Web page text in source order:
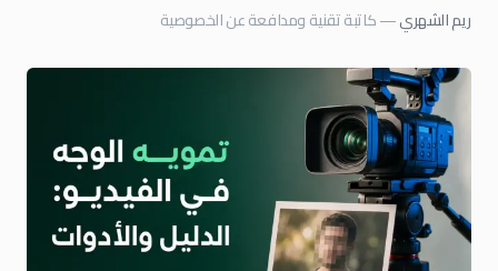
ريم الشهري—كاتبة تقنية ومدافعة عن الخصوصية